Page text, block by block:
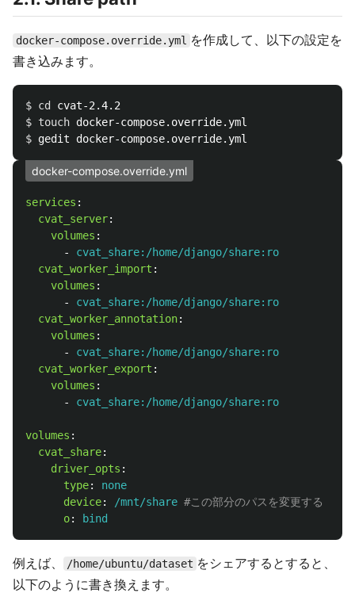
docker-compose.override.yml を作成して、以下の設定を
書き込みます。
$ cd
$ touch
$
docker-compose.override.yml
services :
cvat_server:
volumes :
-
cvat_share:/home/django/share:ro
cvat_worker_import :
volumes :
-
cvat_share:/home/django/share:ro
cvat_worker_annotation:
volumes :
-
cvat_share:/home/django/share:ro
cvat_worker_export :
volumes :
-
cvat_share:/home/django/share:ro
volumes :
cvat_share:
driver_opts :
type:
none
device: /mnt/share #この部分のパスを変更する
o: bind
例えば、 /home/ubuntu/dataset をシェアするとすると、
以下のように書き換えます。